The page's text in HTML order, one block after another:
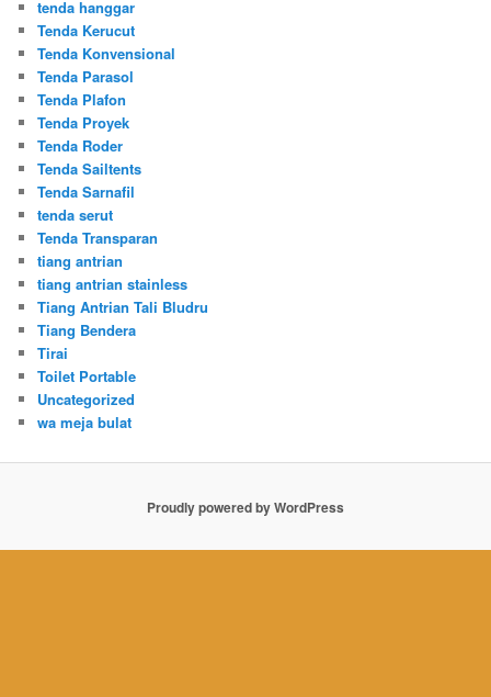
tenda hanggar
Tenda Kerucut
Tenda Konvensional
Tenda Parasol
Tenda Plafon
Tenda Proyek
Tenda Roder
Tenda Sailtents
Tenda Sarnafil
tenda serut
Tenda Transparan
tiang antrian
tiang antrian stainless
Tiang Antrian Tali Bludru
Tiang Bendera
Tirai
Toilet Portable
Uncategorized
wa meja bulat
Proudly powered by WordPress